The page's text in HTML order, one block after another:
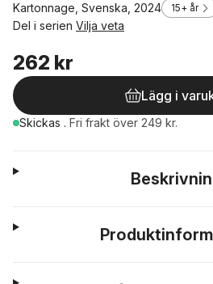
Kartonnage, Svenska, 2024
15+ år
Del i serien Vilja veta
262 kr
Lägg i
Skickas . Fri frakt över 249 kr.